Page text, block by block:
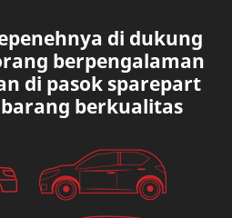
MERCEDES BANZ
MUSIK
PETA
di dukung
berpengalaman
di pasok sparepart
berkualitas